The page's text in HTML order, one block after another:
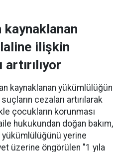
kaynaklanan
ilişkin
kaynaklanan yükümlülüğün
cezaları artırılarak
çocukların korunması
hukukundan doğan bakım,
yerine
üzerine öngörülen "1 yıla